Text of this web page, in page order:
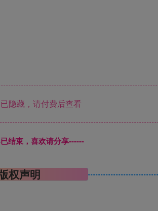
隐藏，请付费后查看
结束，喜欢请分享------
权声明